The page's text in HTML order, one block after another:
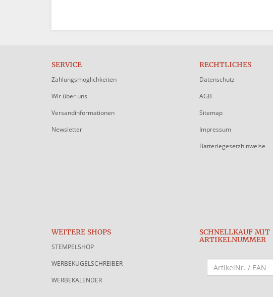
SERVICE
Zahlungsmöglichkeiten
Wir über uns
Versandinformationen
Newsletter
RECHTLICHES
Datenschutz
AGB
Sitemap
Impressum
Batteriegesetzhinweise
WEITERE SHOPS
STEMPELSHOP
WERBEKUGELSCHREIBER
WERBEKALENDER
SCHNELLKAUF MIT
ARTIKELNUMMER